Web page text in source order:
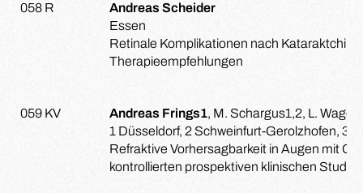
058 R
Andreas Scheider
Essen
Retinale Komplikationen nach
Therapieempfehlungen
059 KV Andreas Frings1, M. Schargus1,2, L.
1 Düsseldorf, 2 Schweinfurt-Gerolzhofen, 3
Refraktive Vorhersagbarkeit in Augen mit
kontrollierten prospektiven klinischen Studie